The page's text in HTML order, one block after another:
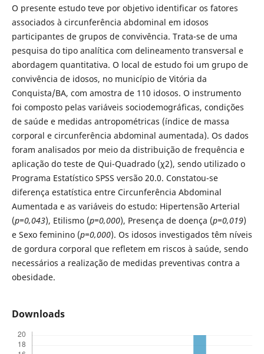
O presente estudo teve por objetivo identificar os fatores
associados à circunferência abdominal em idosos
participantes de grupos de convivência. Trata-se de uma
pesquisa do tipo analítica com delineamento transversal e
abordagem quantitativa. O local de estudo foi um grupo de
convivência de idosos, no município de Vitória da
Conquista/BA, com amostra de 110 idosos. O instrumento
foi composto pelas variáveis sociodemográficas, condições
de saúde e medidas antropométricas (índice de massa
corporal e circunferência abdominal aumentada). Os dados
foram analisados por meio da distribuição de frequência e
aplicação do teste de Qui-Quadrado (χ2), sendo utilizado o
Programa Estatístico SPSS versão 20.0. Constatou-se
diferença estatística entre Circunferência Abdominal
Aumentada e as variáveis do estudo: Hipertensão Arterial
(p=0,043), Etilismo (p=0,000), Presença de doença (p=0,019)
e Sexo feminino (p=0,000). Os idosos investigados têm níveis
de gordura corporal que refletem em riscos à saúde, sendo
necessários a realização de medidas preventivas contra a
obesidade.
Downloads